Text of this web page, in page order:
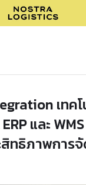
เทคโ
และ
ทธิภาพการ